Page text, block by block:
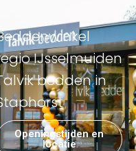
IJsselmuiden
bedden in
Openingstijden en
locatie